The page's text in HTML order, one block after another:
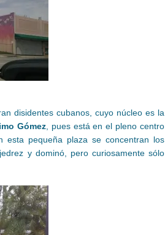
disidentes cubanos, cuyo núcleo es la
Gómez, pues está en el pleno centro
pequeña plaza se concentran los
y dominó, pero curiosamente sólo